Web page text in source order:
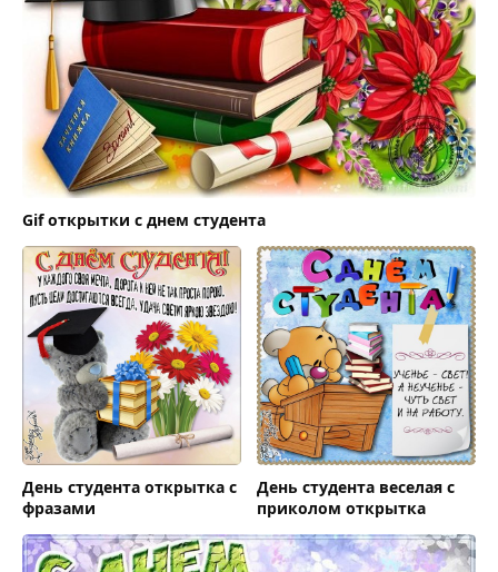
Gif открытки с днем студента
День студента открытка с
фразами
День студента веселая с
приколом открытка